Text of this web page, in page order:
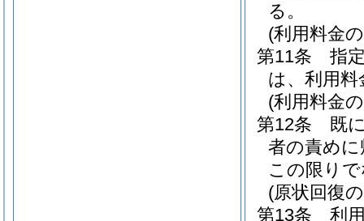
る。
(利用料金
第11条
指
は、利用
(利用料金
第12条
既
者の責め
この限り
(原状回復
第13条
利